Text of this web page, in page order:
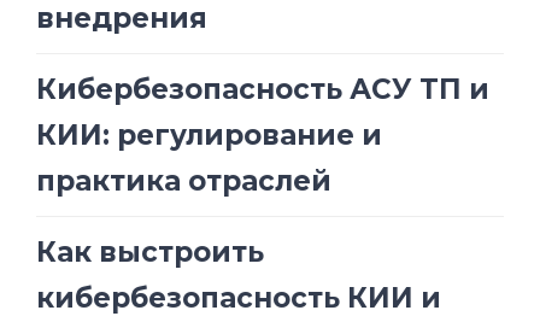
внедрения
Кибербезопасность АСУ ТП и
КИИ: регулирование и
практика отраслей
Как выстроить
кибербезопасность КИИ и